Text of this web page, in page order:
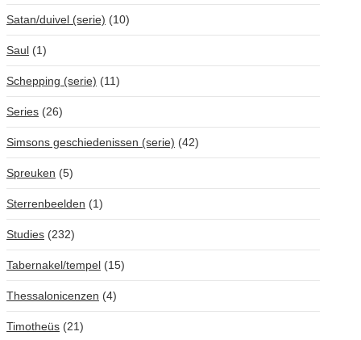
Satan/duivel (serie) (10)
Saul (1)
Schepping (serie) (11)
Series (26)
Simsons geschiedenissen (serie) (42)
Spreuken (5)
Sterrenbeelden (1)
Studies (232)
Tabernakel/tempel (15)
Thessalonicenzen (4)
Timotheüs (21)